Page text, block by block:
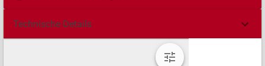
Technische Details